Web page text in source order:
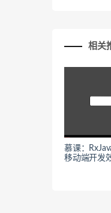
相关
慕课：
移动端开发